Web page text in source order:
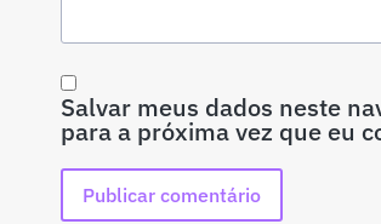
Salvar meus dados neste
para a próxima vez que eu